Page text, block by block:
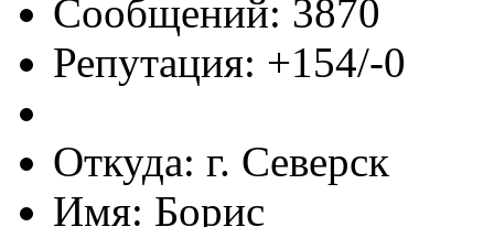
Сообщений: 3870
Репутация: +154/-0
Откуда: г. Северск
Имя: Борис